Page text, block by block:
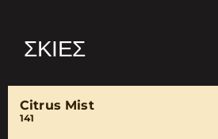
ΣΚΙΈΣ
Citrus Mist
141